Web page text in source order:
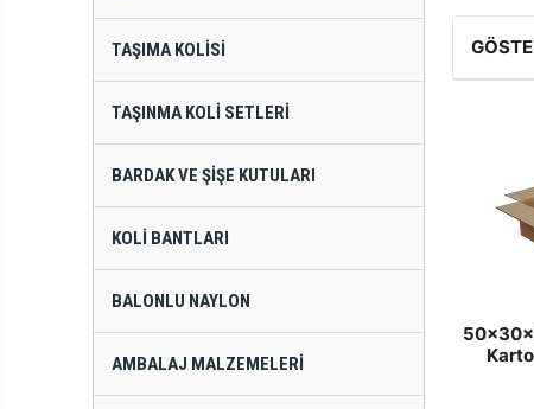
TAŞIMA KOLISI
TAŞINMA KOLI SETLERI
BARDAK VE ŞIŞE KUTULARI
KOLI BANTLARI
BALONLU NAYLON
AMBALAJ MALZEMELERI